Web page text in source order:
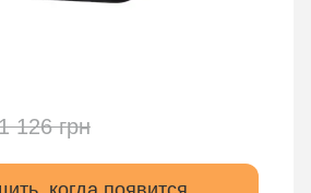
126 грн